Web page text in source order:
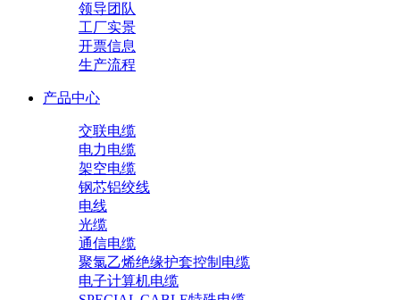
领导团队
工厂实景
开票信息
生产流程
产品中心
交联电缆
电力电缆
架空电缆
钢芯铝绞线
电线
光缆
通信电缆
聚氯乙烯绝缘护套控制电缆
电子计算机电缆